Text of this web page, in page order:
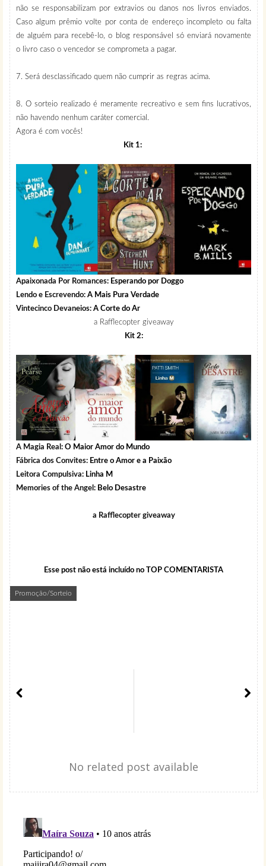
Promoção/Sorteio
não se responsabilizam por extravios ou danos nos livros enviados.
Caso algum prêmio volte por conta de endereço incompleto ou falta
de alguém para recebê-lo, o blog responsável só enviará novamente
o livro caso o vencedor se comprometa a pagar.
7. Será desclassificado quem não cumprir as regras acima.
8. O sorteio realizado é meramente recreativo e sem fins lucrativos,
não havendo nenhum caráter comercial.
Agora é com vocês!
Kit 1:
Apaixonada Por Romances: Esperando por Doggo
Lendo e Escrevendo: A Mais Pura Verdade
Vintecinco Devaneios: A Corte do Ar
a Rafflecopter giveaway
Kit 2:
A Magia Real : O Maior Amor do Mundo
Fábrica dos Convites: Entre o Amor e a Paixão
Leitora Compulsiva: Linha M
Memories of the Angel : Belo Desastre
a Rafflecopter giveaway
Esse post não está incluído no TOP COMENTARISTA
No related post available